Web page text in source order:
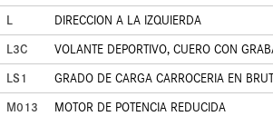
L
DIRECCION A LA IZQUIERDA
L3C
VOLANTE DEPORTIVO, CUERO CON
LS1
GRADO DE CARGA CARROCERIA EN
M013
MOTOR DE POTENCIA REDUCIDA